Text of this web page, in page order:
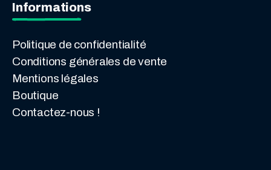
Informations
Politique de confidentialité
Conditions générales de vente
Mentions légales
Boutique
Contactez-nous !